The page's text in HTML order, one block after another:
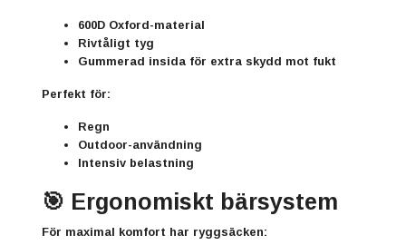
600D Oxford-material
Rivtåligt tyg
Gummerad insida för extra skydd mot fukt
Perfekt för:
Regn
Outdoor-användning
Intensiv belastning
🎯 Ergonomiskt bärsystem
För maximal komfort har ryggsäcken: